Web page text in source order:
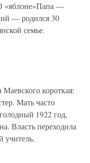
«яблоне»Папа —
— родился 30
семье.
короткая:
Мать часто
1922 год,
Власть переходила
учитель,